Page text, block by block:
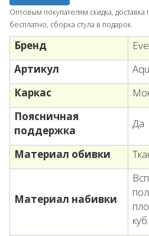
Оптовым покупателям скидка,
бесплатно, сборка стула в подарок.
Бренд
Артикул
Каркас
Поясничная
поддержка
Да
Материал обивки
Материал набивки